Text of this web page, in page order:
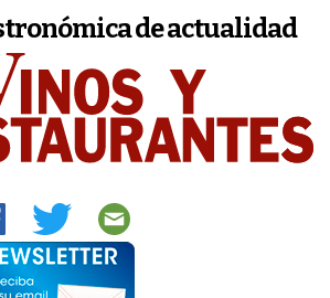
de actualidad